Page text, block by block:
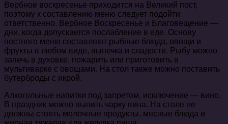
Вербное воскресенье приходится на Великий пост,
поэтому к составлению меню следует подойти
ответственно. Вербное Воскресенье и Благовещение —
дни, когда допускается послабление в еде. Основу
постного меню составляют рыбные блюда, овощи и
фрукты в любом виде, выпечка и сладости. Рыбу можно
запечь в духовке, пожарить или приготовить в
мультиварке с овощами. На стол также можно поставить
бутерброды с икрой.
Алкогольные напитки под запретом, исключение — вино.
В праздник можно выпить чарку вина. На столе не
должны стоять молочные продукты, мясные блюда и